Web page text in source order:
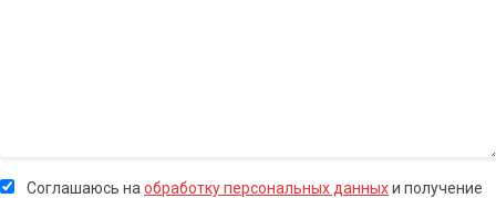
Соглашаюсь на обработку персональных данныхи получение